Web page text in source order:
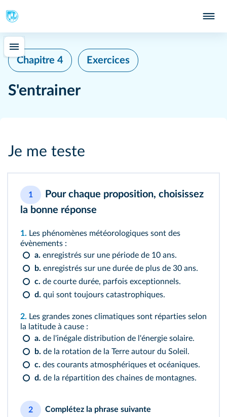
Chapitre 4 Exercices
S'entrainer
Je me teste
1
Pour chaque proposition, choisissez
la bonne réponse
1.
évènements :
a. enregistrés sur une période de 10 ans.
b. enregistrés sur une durée de plus de 30 ans.
c. de courte durée, parfois exceptionnels.
d. qui sont toujours catastrophiques.
2.
la latitude à cause :
a. de l'inégale distribution de l'énergie solaire.
b. de la rotation de la Terre autour du Soleil.
c. des courants atmosphériques et océaniques.
d. de la répartition des chaines de montagnes.
2 Complétez la phrase suivante